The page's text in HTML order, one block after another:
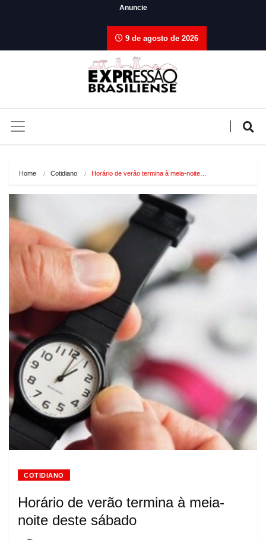
Anuncie
9 de agosto de 2026
Home Cotidiano Horário de verão termina à meia-noite…
COTIDIANO
Horário de verão termina à meia-
noite deste sábado